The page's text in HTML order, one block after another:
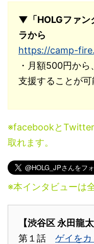
▼「HOLGファン
ラから
https://camp-
・月額500円か
支援することが可
※facebookとTwitter
取れます。
※本インタビューは
【渋谷区 永田龍
第１話 ゲイをカ